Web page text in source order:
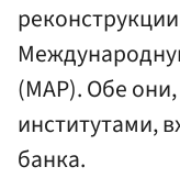
(МАР). Обе они,
институтами,
банка.